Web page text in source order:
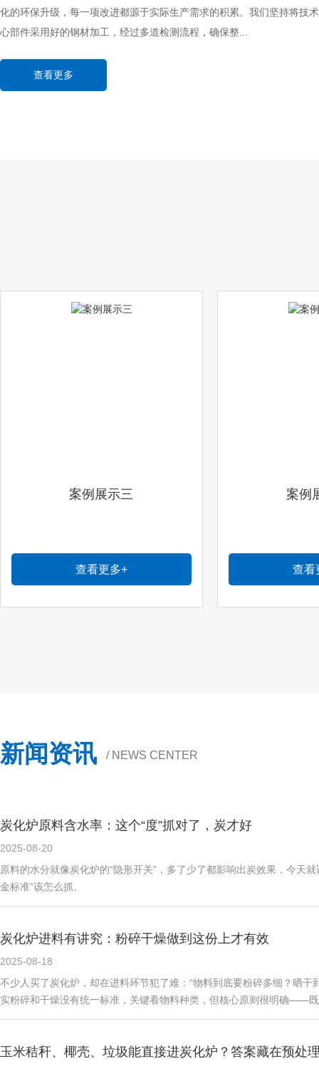
化的环保升级，每一项改进都源于实际生产需求的积累。我们坚持将技
心部件采用好的钢材加工，经过多道检测流程，确保整...
查看更多
案例展示三
查看更多+
案例
查看
新闻资讯 / NEWS CENTER
炭化炉原料含水率：这个“度”抓对了，炭才好
2025-08-20
原料的水分就像炭化炉的“隐形开关”，多了少了都影响出炭效果，今天
金标准”该怎么抓。
炭化炉进料有讲究：粉碎干燥做到这份上才有效
2025-08-18
不少人买了炭化炉，却在进料环节犯了难：“物料到底要粉碎多细？晒干
实粉碎和干燥没有统一标准，关键看物料种类，但核心原则很明确——既
玉米秸秆、椰壳、垃圾能直接进炭化炉？答案藏在预处